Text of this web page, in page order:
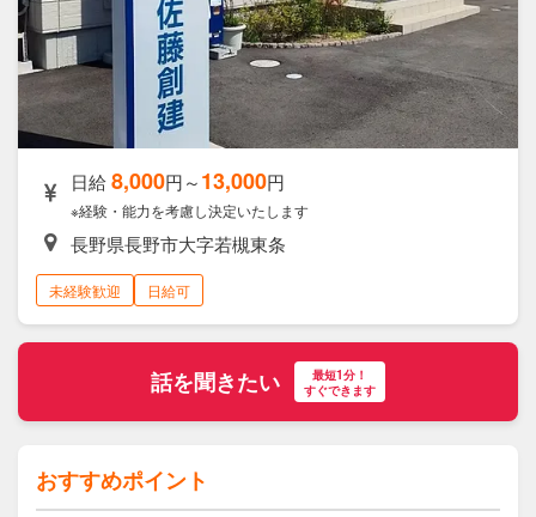
日給8,000円～13,000円
※経験・能力を考慮し決定いたします
長野県長野市大字若槻東条
未経験歓迎 日給可
話を聞きたい
最短1分！
すぐできます
おすすめポイント